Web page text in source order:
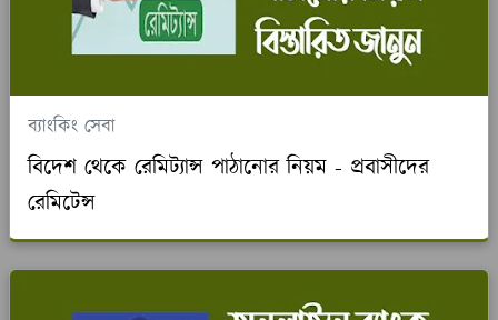
ব্যাংকিং সেবা
বিদেশ থেকে রেমিট্যান্স পাঠানোর নিয়ম - প্রবাসীদের
রেমিটেন্স